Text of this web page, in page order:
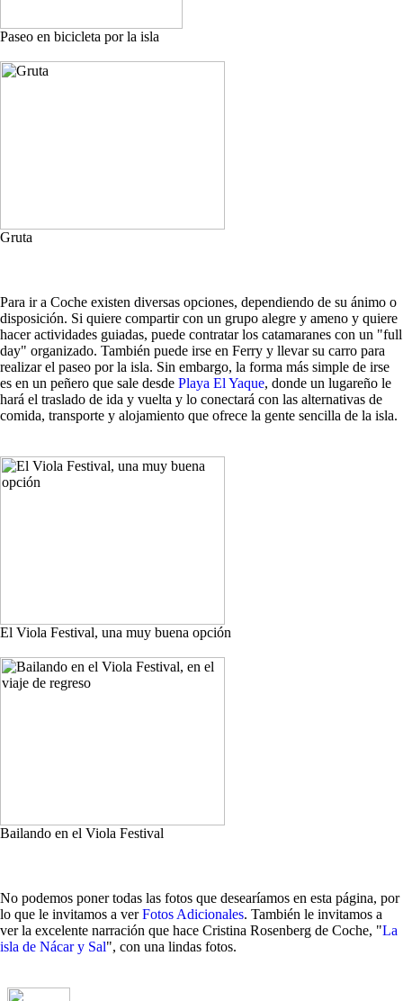
Paseo en bicicleta por la isla
Gruta
Para ir a Coche existen diversas opciones, dependiendo de su ánimo o
disposición. Si quiere compartir con un grupo alegre y ameno y quiere
hacer actividades guiadas, puede contratar los catamaranes con un "full
day" organizado. También puede irse en Ferry y llevar su carro para
realizar el paseo por la isla. Sin embargo, la forma más simple de irse
es en un peñero que sale desde Playa El Yaque, donde un lugareño le
hará el traslado de ida y vuelta y lo conectará con las alternativas de
comida, transporte y alojamiento que ofrece la gente sencilla de la isla.
El Viola Festival, una muy buena opción
Bailando en el Viola Festival
No podemos poner todas las fotos que desearíamos en esta página, por
lo que le invitamos a verFotos Adicionales. También le invitamos a
ver la excelente narración que hace Cristina Rosenberg de Coche, "La
isla de Nácar y Sal", con una lindas fotos.